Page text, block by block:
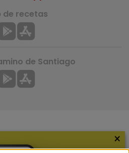
de recetas
de Santiago
×